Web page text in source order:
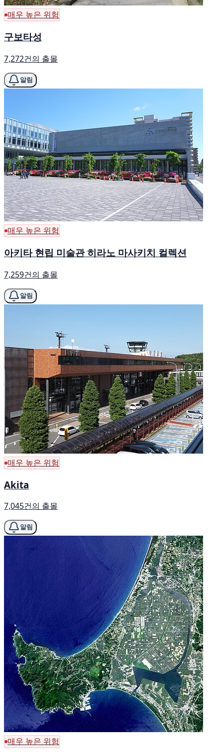
매우 높은 위험
구보타성
7,272건의 출몰
알림
매우 높은 위험
아키타 현립 미술관 히라노 마사키치 컬렉션
7,259건의 출몰
알림
매우 높은 위험
Akita
7,045건의 출몰
알림
매우 높은 위험